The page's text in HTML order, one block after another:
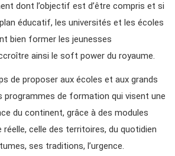
dont l’objectif est d’être compris et si
éducatif, les universités et les écoles
bien former les jeunesses
ainsi le soft power du royaume.
de proposer aux écoles et aux grands
programmes de formation qui visent une
du continent, grâce à des modules
réelle, celle des territoires, du quotidien
ses traditions, l’urgence.